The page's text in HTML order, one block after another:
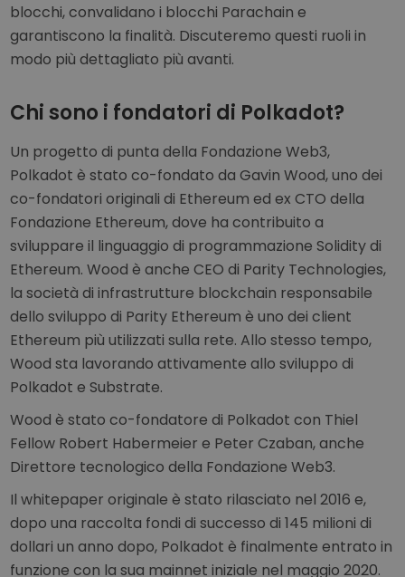
blocchi, convalidano i blocchi Parachain e
garantiscono la finalità. Discuteremo questi ruoli in
modo più dettagliato più avanti.
Chi sono i fondatori di Polkadot?
Un progetto di punta della Fondazione Web3,
Polkadot è stato co-fondato da Gavin Wood, uno dei
co-fondatori originali di Ethereum ed ex CTO della
Fondazione Ethereum, dove ha contribuito a
sviluppare il linguaggio di programmazione Solidity di
Ethereum. Wood è anche CEO di Parity Technologies,
la società di infrastrutture blockchain responsabile
dello sviluppo di Parity Ethereum è uno dei client
Ethereum più utilizzati sulla rete. Allo stesso tempo,
Wood sta lavorando attivamente allo sviluppo di
Polkadot e Substrate.
Wood è stato co-fondatore di Polkadot con Thiel
Fellow Robert Habermeier e Peter Czaban, anche
Direttore tecnologico della Fondazione Web3.
Il whitepaper originale è stato rilasciato nel 2016 e,
dopo una raccolta fondi di successo di 145 milioni di
dollari un anno dopo, Polkadot è finalmente entrato in
funzione con la sua mainnet iniziale nel maggio 2020.